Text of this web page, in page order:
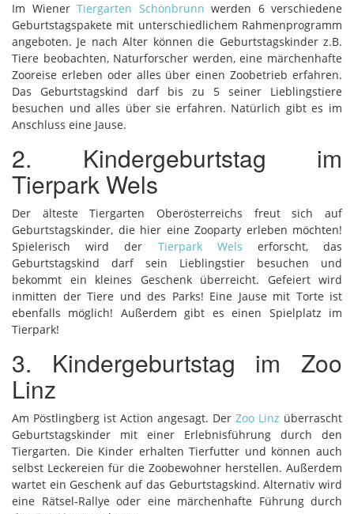
Im Wiener Tiergarten Schönbrunn werden 6 verschiedene
Geburtstagspakete mit unterschiedlichem Rahmenprogramm
angeboten. Je nach Alter können die Geburtstagskinder z.B.
Tiere beobachten, Naturforscher werden, eine märchenhafte
Zooreise erleben oder alles über einen Zoobetrieb erfahren.
Das Geburtstagskind darf bis zu 5 seiner Lieblingstiere
besuchen und alles über sie erfahren. Natürlich gibt es im
Anschluss eine Jause.
2. Kindergeburtstag im
Tierpark Wels
Der älteste Tiergarten Oberösterreichs freut sich auf
Geburtstagskinder, die hier eine Zooparty erleben möchten!
Spielerisch wird der Tierpark Wels erforscht, das
Geburtstagskind darf sein Lieblingstier besuchen und
bekommt ein kleines Geschenk überreicht. Gefeiert wird
inmitten der Tiere und des Parks! Eine Jause mit Torte ist
ebenfalls möglich! Außerdem gibt es einen Spielplatz im
Tierpark!
3. Kindergeburtstag im Zoo
Linz
Am Pöstlingberg ist Action angesagt. Der Zoo Linz überrascht
Geburtstagskinder mit einer Erlebnisführung durch den
Tiergarten. Die Kinder erhalten Tierfutter und können auch
selbst Leckereien für die Zoobewohner herstellen. Außerdem
wartet ein Geschenk auf das Geburtstagskind. Alternativ wird
eine Rätsel-Rallye oder eine märchenhafte Führung durch